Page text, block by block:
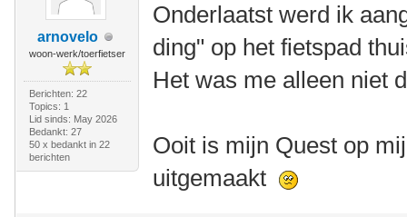
arnovelo
woon-werk/toerfietser
Berichten: 22
Topics: 1
Lid sinds: May 2026
Bedankt: 27
50 x bedankt in 22
berichten
Onderlaatst werd ik
ding" op het fietspad
Het was me alleen niet
Ooit is mijn Quest op
uitgemaakt